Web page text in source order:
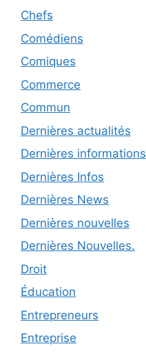
Chefs
Comédiens
Comiques
Commerce
Commun
Dernières actualités
Dernières informations
Dernières Infos
Dernières News
Dernières nouvelles
Dernières Nouvelles.
Droit
Éducation
Entrepreneurs
Entreprise